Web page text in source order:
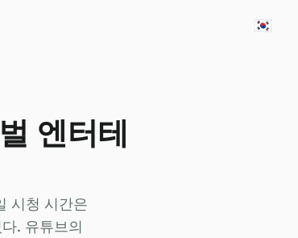
🇰🇷
엔터테
시청 시간은
. 유튜브의